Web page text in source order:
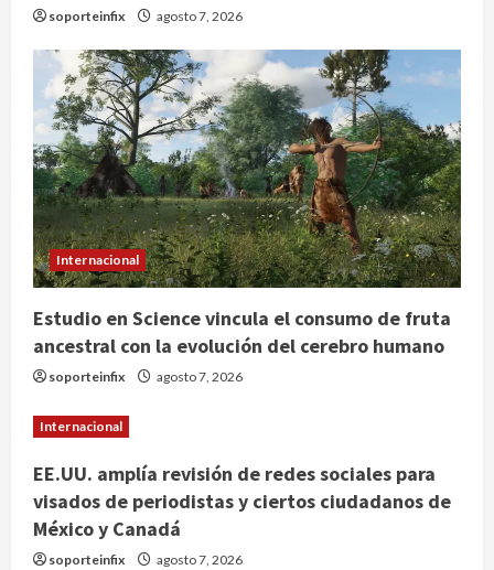
soporteinfix agosto 7, 2026
Internacional
Estudio en Science vincula el consumo de fruta
ancestral con la evolución del cerebro humano
soporteinfix agosto 7, 2026
Internacional
EE.UU. amplía revisión de redes sociales para
visados de periodistas y ciertos ciudadanos de
México y Canadá
soporteinfix agosto 7, 2026
2
Colombia despide al gobierno de
Gustavo Petro tras cuatro años de
promesas de cambio
agosto 7, 2026
3
Hijos de presidentes bajo escrutinio
institucional en Brasil, Guinea
Ecuatorial, Angola y EE.UU.
agosto 7, 2026
Investiga Cofepris posible vínculo
Ángela Buitrago señala videos
ocultados en el caso Ayotzinapa